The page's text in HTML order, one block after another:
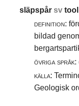
släpspårsvtool
definition:
bildad
övriga språk:
källa:
Geologisk